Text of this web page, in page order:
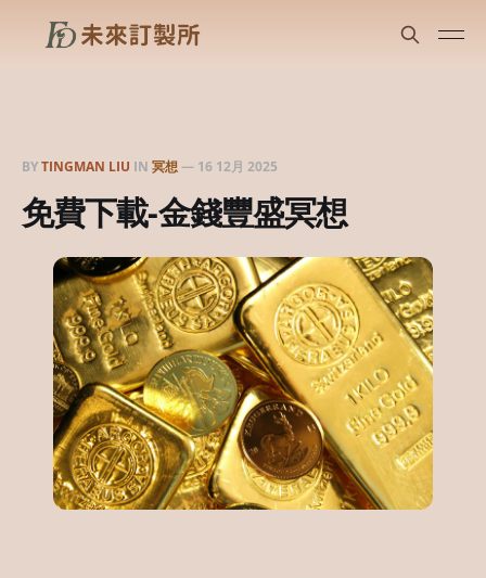
BYTINGMAN LIU IN 冥想— 16 12月 2025
免費下載-金錢豐盛冥想